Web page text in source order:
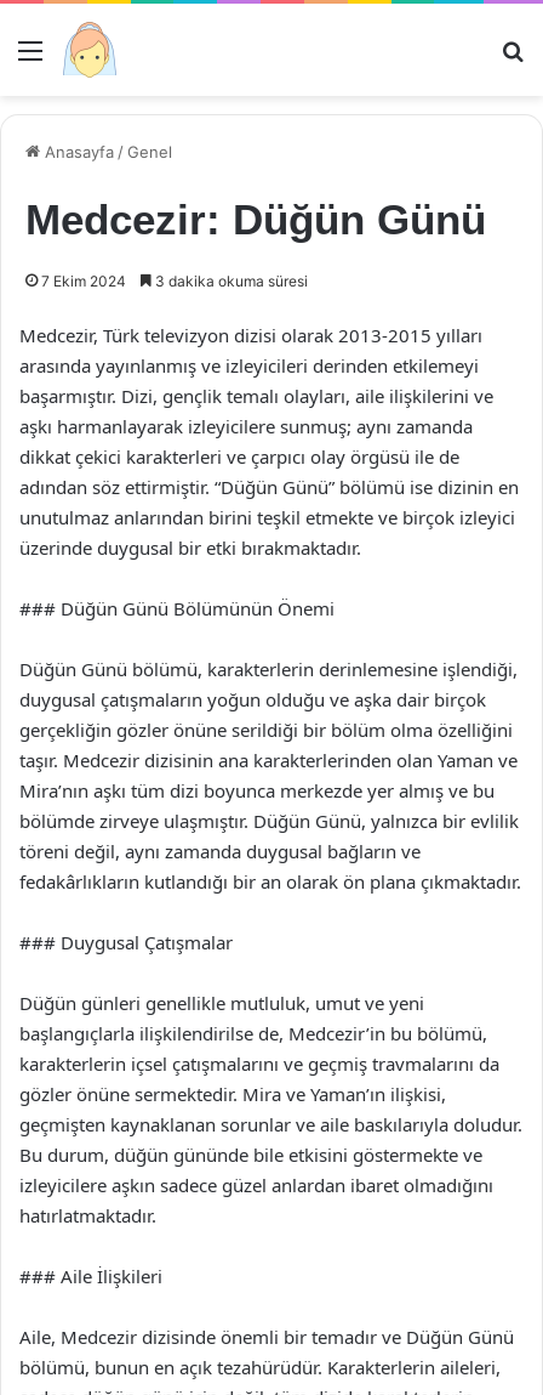
Menü
Anasayfa /Genel
Medcezir: Düğün Günü
7 Ekim 2024 3 dakika okuma süresi
Medcezir, Türk televizyon dizisi olarak 2013-2015 yılları
arasında yayınlanmış ve izleyicileri derinden etkilemeyi
başarmıştır. Dizi, gençlik temalı olayları, aile ilişkilerini ve
aşkı harmanlayarak izleyicilere sunmuş; aynı zamanda
dikkat çekici karakterleri ve çarpıcı olay örgüsü ile de
adından söz ettirmiştir. “Düğün Günü” bölümü ise dizinin en
unutulmaz anlarından birini teşkil etmekte ve birçok izleyici
üzerinde duygusal bir etki bırakmaktadır.
### Düğün Günü Bölümünün Önemi
Düğün Günü bölümü, karakterlerin derinlemesine işlendiği,
duygusal çatışmaların yoğun olduğu ve aşka dair birçok
gerçekliğin gözler önüne serildiği bir bölüm olma özelliğini
taşır. Medcezir dizisinin ana karakterlerinden olan Yaman ve
Mira’nın aşkı tüm dizi boyunca merkezde yer almış ve bu
bölümde zirveye ulaşmıştır. Düğün Günü, yalnızca bir evlilik
töreni değil, aynı zamanda duygusal bağların ve
fedakârlıkların kutlandığı bir an olarak ön plana çıkmaktadır.
### Duygusal Çatışmalar
Düğün günleri genellikle mutluluk, umut ve yeni
başlangıçlarla ilişkilendirilse de, Medcezir’in bu bölümü,
karakterlerin içsel çatışmalarını ve geçmiş travmalarını da
gözler önüne sermektedir. Mira ve Yaman’ın ilişkisi,
geçmişten kaynaklanan sorunlar ve aile baskılarıyla doludur.
Bu durum, düğün gününde bile etkisini göstermekte ve
izleyicilere aşkın sadece güzel anlardan ibaret olmadığını
hatırlatmaktadır.
### Aile İlişkileri
Aile, Medcezir dizisinde önemli bir temadır ve Düğün Günü
bölümü, bunun en açık tezahürüdür. Karakterlerin aileleri,